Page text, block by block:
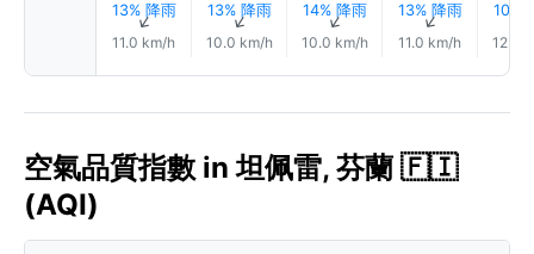
13% 降雨
↑
11.0 km/h
13% 降雨
↑
10.0 km/h
14% 降雨
↑
10.0 km/h
13% 降雨
↑
11.0 km/h
10%
12.0
空氣品質指數 in 坦佩雷, 芬蘭 🇫🇮
(AQI)